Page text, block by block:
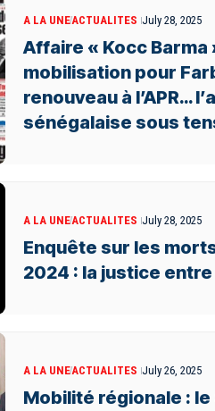
A LA UNEACTUALITES July 28, 2025
Affaire « Kocc Barma
mobilisation pour
renouveau à l’APR…
sénégalaise sous
A LA UNEACTUALITES July 28, 2025
Enquête sur les
2024 : la justice
A LA UNEACTUALITES July 26, 2025
Mobilité régionale : le